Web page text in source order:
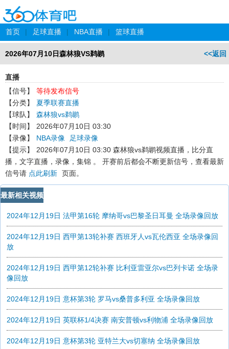
首页 | 足球直播 | NBA直播 | 篮球直播
<<返回
2026年07月10日森林狼VS鹈鹕
直播
【信号】
等待发布信号
【分类】
夏季联赛直播
【球队】
森林狼vs鹈鹕
【时间】
2026年07月10日 03:30
【录像】
NBA录像
足球录像
【提示】
2026年07月10日 03:30 森林狼vs鹈鹕视频直播，比分直
播，文字直播，录像，集锦 。 开赛前后都会不断更新信号，查看最新
信号请 点此刷新 页面。
最新相关视频
2024年12月19日 法甲第16轮 摩纳哥vs巴黎圣日耳曼 全场录像回放
2024年12月19日 西甲第13轮补赛 西班牙人vs瓦伦西亚 全场录像回
放
2024年12月19日 西甲第12轮补赛 比利亚雷亚尔vs巴列卡诺 全场录
像回放
2024年12月19日 意杯第3轮 罗马vs桑普多利亚 全场录像回放
2024年12月19日 英联杯1/4决赛 南安普顿vs利物浦 全场录像回放
2024年12月19日 意杯第3轮 亚特兰大vs切塞纳 全场录像回放